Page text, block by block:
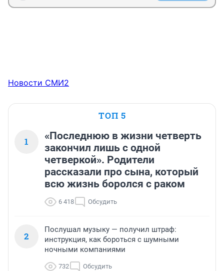
Новости СМИ2
ТОП 5
1
«Последнюю в жизни четверть
закончил лишь с одной
четверкой». Родители
рассказали про сына, который
всю жизнь боролся с раком
6 418 Обсудить
2
Послушал музыку — получил штраф:
инструкция, как бороться с шумными
ночными компаниями
732 Обсудить